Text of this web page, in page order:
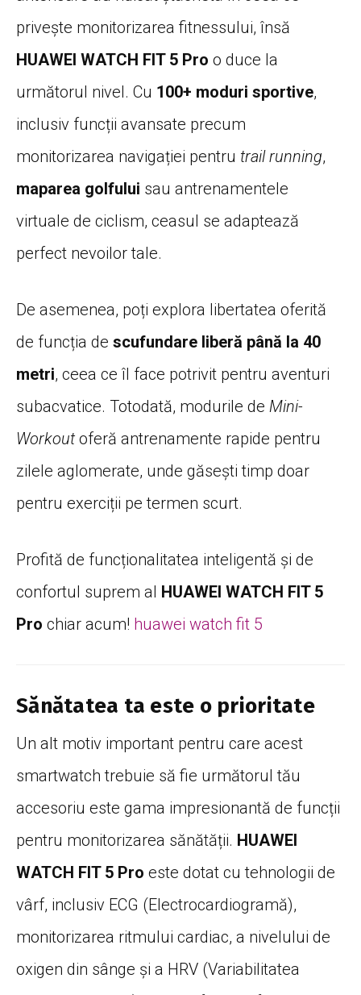
privește monitorizarea fitnessului, însă
HUAWEI WATCH FIT 5 Pro o duce la
următorul nivel. Cu 100+ moduri sportive,
inclusiv funcții avansate precum
monitorizarea navigației pentru trail running,
maparea golfului sau antrenamentele
virtuale de ciclism, ceasul se adaptează
perfect nevoilor tale.
De asemenea, poți explora libertatea oferită
de funcția de scufundare liberă până la 40
metri, ceea ce îl face potrivit pentru aventuri
subacvatice. Totodată, modurile de Mini-
Workoutoferă antrenamente rapide pentru
zilele aglomerate, unde găsești timp doar
pentru exerciții pe termen scurt.
Profită de funcționalitatea inteligentă și de
confortul suprem al HUAWEI WATCH FIT 5
Pro chiar acum! huawei watch fit 5
Sănătatea ta este o prioritate
Un alt motiv important pentru care acest
smartwatch trebuie să fie următorul tău
accesoriu este gama impresionantă de funcții
pentru monitorizarea sănătății. HUAWEI
WATCH FIT 5 Pro este dotat cu tehnologii de
vârf, inclusiv ECG (Electrocardiogramă),
monitorizarea ritmului cardiac, a nivelului de
oxigen din sânge și a HRV (Variabilitatea